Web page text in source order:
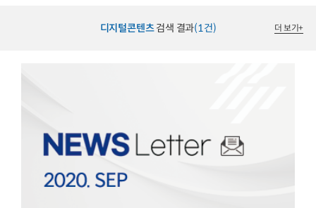
디지털콘텐츠검색 결과(1건) 더 보기+